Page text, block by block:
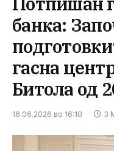
банка:
гасна
Битола од
16.06.2026 во 16:10 3